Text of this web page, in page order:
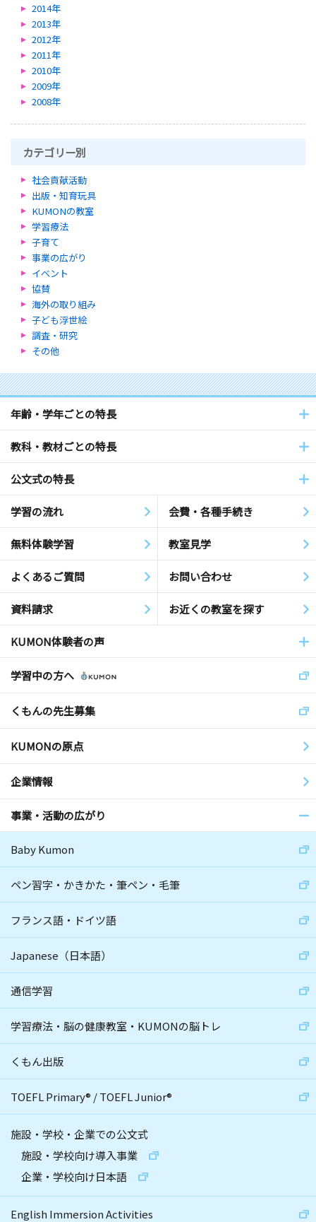
2014年
2013年
2012年
2011年
2010年
2009年
2008年
カテゴリー別
社会貢献活動
出版・知育玩具
KUMONの教室
学習療法
子育て
事業の広がり
イベント
協賛
海外の取り組み
子ども浮世絵
調査・研究
その他
年齢・学年ごとの特長
教科・教材ごとの特長
公文式の特長
学習の流れ 会費・各種手続き
無料体験学習 教室見学
よくあるご質問 お問い合わせ
資料請求 お近くの教室を探す
KUMON体験者の声
学習中の方へ
くもんの先生募集
KUMONの原点
企業情報
事業・活動の広がり
Baby Kumon
ペン習字・かきかた・筆ペン・毛筆
フランス語・ドイツ語
Japanese（日本語）
通信学習
学習療法・脳の健康教室・KUMONの脳トレ
くもん出版
TOEFL Primary® /TOEFL Junior®
施設・学校・企業での公文式
施設・学校向け導入事業
企業・学校向け日本語
English Immersion Activities